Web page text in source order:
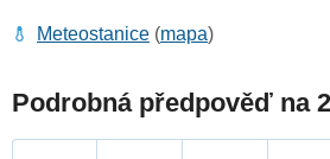
Meteostanice (mapa)
Podrobná předpověď na